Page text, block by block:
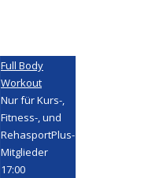
Full Body
Workout
Nur für Kurs-,
Fitness-, und
RehasportPlus-
Mitglieder
17:00